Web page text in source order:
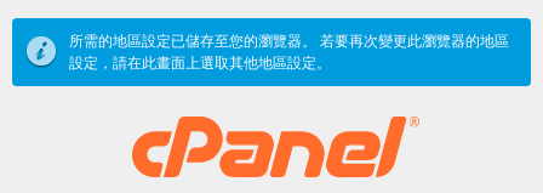
所需的地區設定已儲存至您的瀏覽器。 若要再次變更此瀏覽器的地區
設定，請在此畫面上選取其他地區設定。